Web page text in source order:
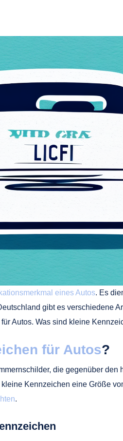
eines Autos. Es
gibt es verschiedene
Autos. Was sind kleine
für Autos?
die gegenüber
Kennzeichen eine Größe
.